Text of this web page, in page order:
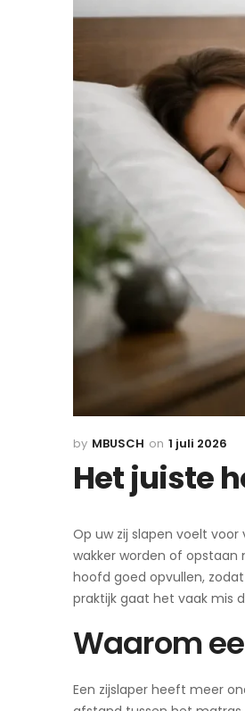
MBUSCH 1 juli 2026
Het juiste
Op uw zij slapen voelt
wakker worden of opstaan
hoofd goed opvullen,
praktijk gaat het vaak mis
Waarom
Een zijslaper heeft meer